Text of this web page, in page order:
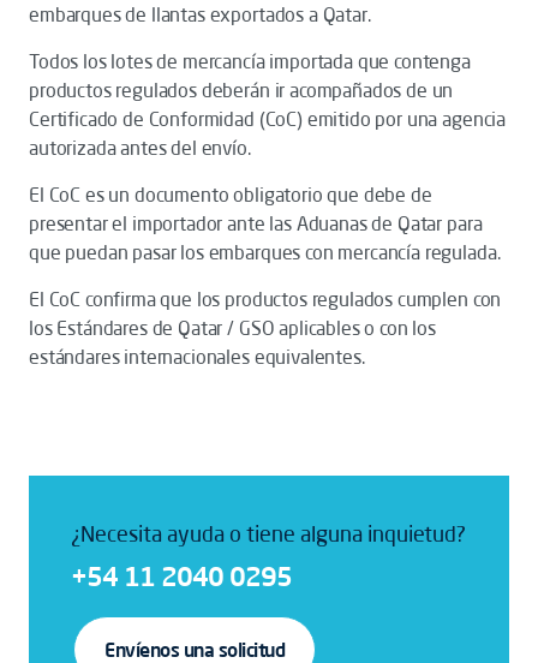
embarques de llantas exportados a Qatar.
Todos los lotes de mercancía importada que contenga
productos regulados deberán ir acompañados de un
Certificado de Conformidad (CoC) emitido por una agencia
autorizada antes del envío.
El CoC es un documento obligatorio que debe de
presentar el importador ante las Aduanas de Qatar para
que puedan pasar los embarques con mercancía regulada.
El CoC confirma que los productos regulados cumplen con
los Estándares de Qatar / GSO aplicables o con los
estándares internacionales equivalentes.
¿Necesita ayuda o tiene alguna inquietud?
+54 11 2040 0295
Envíenos una solicitud